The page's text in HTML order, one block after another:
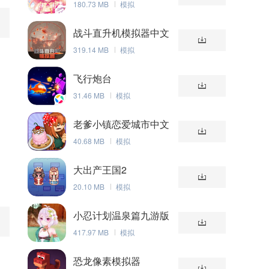
180.73 MB 模拟
战斗直升机模拟器中文
版
319.14 MB 模拟
飞行炮台
31.46 MB 模拟
老爹小镇恋爱城市中文
版
40.68 MB 模拟
大出产王国2
20.10 MB 模拟
小忍计划温泉篇九游版
417.97 MB 模拟
恐龙像素模拟器